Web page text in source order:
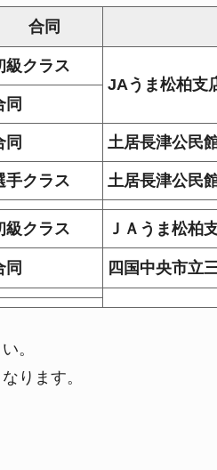
合同
級クラス
JAうま松柏支
同
同 土居長津公民
手クラス 土居長津公民
級クラス ＪＡうま松柏
同 四国中央市立
。
ります。